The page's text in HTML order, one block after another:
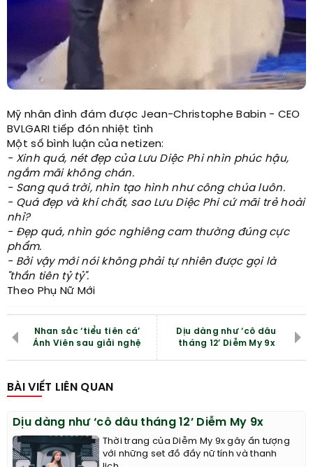
Mỹ nhân đình đám được Jean-Christophe Babin - CEO
BVLGARI tiếp đón nhiệt tình
Một số bình luận của netizen:
- Xinh quá, nét đẹp của Lưu Diệc Phi nhìn phúc hậu,
ngắm mãi không chán.
- Sang quá trời, nhìn tạo hình như công chúa luôn.
- Quá đẹp và khí chất, sao Lưu Diệc Phi cứ mãi trẻ hoài
nhỉ?
- Đẹp quá, nhìn góc nghiêng cam thường đúng cực
phẩm.
- Bởi vậy mới nói không phải tự nhiên được gọi là
"thần tiên tỷ tỷ".
Theo Phụ Nữ Mới
Nhan sắc ‘tiểu tiên cá’
Ánh Viên sau giải nghệ
Dịu dàng như ‘cô dâu
tháng 12’ Diễm My 9x
BÀI VIẾT LIÊN QUAN
Dịu dàng như ‘cô dâu tháng 12’ Diễm My 9x
Thời trang của Diễm My 9x gây ấn tượng
với những set đồ đầy nữ tính và thanh